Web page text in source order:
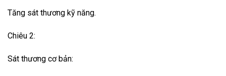
Tăng sát thương kỹ năng.
Chiêu 2:
Sát thương cơ bản: